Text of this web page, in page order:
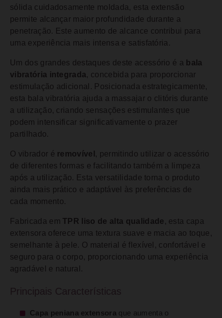
sólida cuidadosamente moldada, esta extensão
permite alcançar maior profundidade durante a
penetração. Este aumento de alcance contribui para
uma experiência mais intensa e satisfatória.
Um dos grandes destaques deste acessório é a
bala
vibratória integrada, concebida para proporcionar
estimulação adicional. Posicionada estrategicamente,
esta bala vibratória ajuda a massajar o clitóris durante
a utilização, criando sensações estimulantes que
podem intensificar significativamente o prazer
partilhado.
O vibrador é removível , permitindo utilizar o acessório
de diferentes formas e facilitando também a limpeza
após a utilização. Esta versatilidade torna o produto
ainda mais prático e adaptável às preferências de
cada momento.
Fabricada emTPR liso de alta qualidade , esta capa
extensora oferece uma textura suave e macia ao toque,
semelhante à pele. O material é flexível, confortável e
seguro para o corpo, proporcionando uma experiência
agradável e natural.
Principais Características
Capa peniana extensora que aumenta o